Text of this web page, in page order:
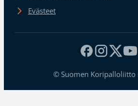
Evästeet
© Suomen Koripalloliitto